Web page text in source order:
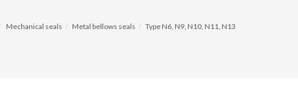
Mechanical seals Metal bellows seals Type N6, N9, N10, N11, N13